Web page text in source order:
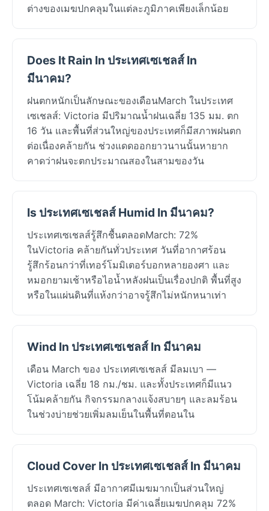
ต่างของเมฆปกคลุมในแต่ละภูมิภาคเพียงเล็กน้อย
Does It Rain In ประเทศเซเชลส์ In
มีนาคม?
ฝนตกหนักเป็นลักษณะของเดือนMarch ในประเทศ
เซเชลส์: Victoria มีปริมาณน้ำฝนเฉลี่ย 135 มม. ตก
16 วัน และพื้นที่ส่วนใหญ่ของประเทศก็มีสภาพฝนตก
ต่อเนื่องคล้ายกัน ช่วงแดดออกยาวนานนั้นหายาก
คาดว่าฝนจะตกประมาณสองในสามของวัน
Is ประเทศเซเชลส์ Humid In มีนาคม?
ประเทศเซเชลส์รู้สึกชื้นตลอดMarch: 72%
ในVictoria คล้ายกันทั่วประเทศ วันที่อากาศร้อน
รู้สึกร้อนกว่าที่เทอร์โมมิเตอร์บอกหลายองศา และ
หมอกยามเช้าหรือไอน้ำหลังฝนเป็นเรื่องปกติ พื้นที่สูง
หรือในแผ่นดินที่แห้งกว่าอาจรู้สึกไม่หนักหนาเท่า
Wind In ประเทศเซเชลส์ In มีนาคม
เดือน March ของ ประเทศเซเชลส์ มีลมเบา —
Victoria เฉลี่ย 18 กม./ชม. และทั้งประเทศก็มีแนว
โน้มคล้ายกัน กิจกรรมกลางแจ้งสบายๆ และลมร้อน
ในช่วงบ่ายช่วยเพิ่มลมเย็นในพื้นที่ตอนใน
Cloud Cover In ประเทศเซเชลส์ In มีนาคม
ประเทศเซเชลส์ มีอากาศมีเมฆมากเป็นส่วนใหญ่
ตลอด March: Victoria มีค่าเฉลี่ยเมฆปกคลุม 72%